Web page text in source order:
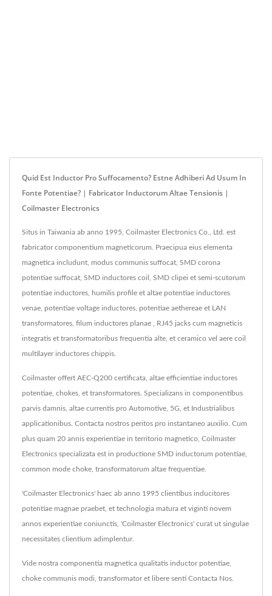
Quid Est Inductor Pro Suffocamento? Estne Adhiberi Ad Usum In
Fonte Potentiae? | Fabricator Inductorum Altae Tensionis |
Coilmaster Electronics
Situs in Taiwania ab anno 1995, Coilmaster Electronics Co., Ltd. est
fabricator componentium magneticorum. Praecipua eius elementa
magnetica includunt, modus communis suffocat, SMD corona
potentiae suffocat, SMD inductores coil, SMD clipei et semi-scutorum
potentiae inductores, humilis profile et altae potentiae inductores
venae, potentiae voltage inductores, potentiae aethereae et LAN
transformatores, filum inductores planae , RJ45 jacks cum magneticis
integratis et transformatoribus frequentia alte, et ceramico vel aere coil
multilayer inductores chippis.
Coilmaster offert AEC-Q200 certificata, altae efficientiae inductores
potentiae, chokes, et transformatores. Specializans in componentibus
parvis damnis, altae currentis pro Automotive, 5G, et Industrialibus
applicationibus. Contacta nostros peritos pro instantaneo auxilio. Cum
plus quam 20 annis experientiae in territorio magnetico, Coilmaster
Electronics specializata est in productione SMD inductorum potentiae,
common mode choke, transformatorum altae frequentiae.
'Coilmaster Electronics' haec ab anno 1995 clientibus inducitores
potentiae magnae praebet, et technologia matura et viginti novem
annos experientiae coniunctis, 'Coilmaster Electronics' curat ut singulae
necessitates clientium adimplentur.
Vide nostra componentia magnetica qualitatis inductor potentiae
choke communis modi transformatoret libere senti Contacta Nos